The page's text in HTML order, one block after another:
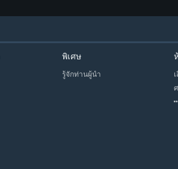
พิเศษ
รู้จักท่านผู้นำ